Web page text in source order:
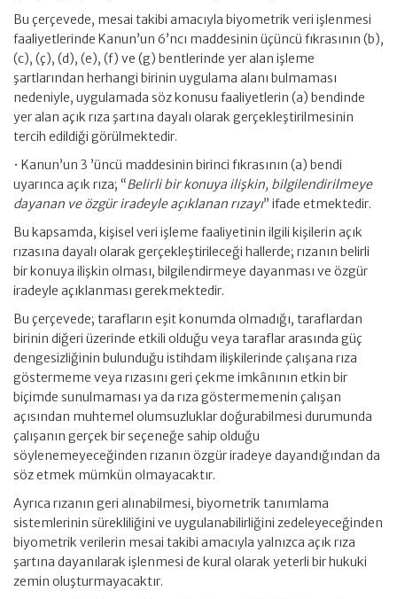
Bu çerçevede, mesai takibi amacıyla biyometrik veri işlenmesi
faaliyetlerinde Kanun’un 6’ncı maddesinin üçüncü fıkrasının (b),
(c), (ç), (d), (e), (f) ve (g) bentlerinde yer alan işleme
şartlarından herhangi birinin uygulama alanı bulmaması
nedeniyle, uygulamada söz konusu faaliyetlerin (a) bendinde
yer alan açık rıza şartına dayalı olarak gerçekleştirilmesinin
tercih edildiği görülmektedir.
• Kanun’un 3 ’üncü maddesinin birinci fıkrasının (a) bendi
uyarınca açık rıza; “Belirli bir konuya ilişkin, bilgilendirilmeye
dayanan ve özgür iradeyle açıklanan rızayı” ifade etmektedir.
Bu kapsamda, kişisel veri işleme faaliyetinin ilgili kişilerin açık
rızasına dayalı olarak gerçekleştirileceği hallerde; rızanın belirli
bir konuya ilişkin olması, bilgilendirmeye dayanması ve özgür
iradeyle açıklanması gerekmektedir.
Bu çerçevede; tarafların eşit konumda olmadığı, taraflardan
birinin diğeri üzerinde etkili olduğu veya taraflar arasında güç
dengesizliğinin bulunduğu istihdam ilişkilerinde çalışana rıza
göstermeme veya rızasını geri çekme imkânının etkin bir
biçimde sunulmaması ya da rıza göstermemenin çalışan
açısından muhtemel olumsuzluklar doğurabilmesi durumunda
çalışanın gerçek bir seçeneğe sahip olduğu
söylenemeyeceğinden rızanın özgür iradeye dayandığından da
söz etmek mümkün olmayacaktır.
Ayrıca rızanın geri alınabilmesi, biyometrik tanımlama
sistemlerinin sürekliliğini ve uygulanabilirliğini zedeleyeceğinden
biyometrik verilerin mesai takibi amacıyla yalnızca açık rıza
şartına dayanılarak işlenmesi de kural olarak yeterli bir hukuki
zemin oluşturmayacaktır.